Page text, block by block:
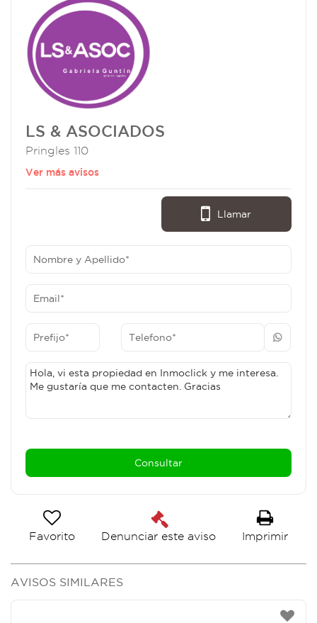
LS & ASOCIADOS
Pringles 110
Ver más avisos
Llamar
Favorito Denunciar este aviso Imprimir
AVISOS SIMILARES